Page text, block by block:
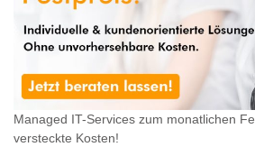
Managed IT-Services zum monatlichen
versteckte Kosten!